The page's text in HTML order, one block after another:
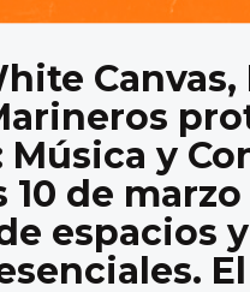
Música y
10 de
espacios